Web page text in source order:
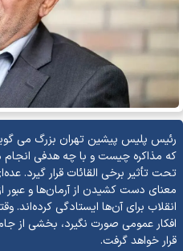
رئیس پلیس پیشین تهران بزرگ می
که مذاکره چیست و با چه هدفی
تحت تأثیر برخی القائات قرار گیرد.
معنای دست کشیدن از آرمان‌ها و عبور
انقلاب برای آن‌ها ایستادگی کرده‌اند.
افکار عمومی صورت نگیرد، بخشی از
قرار خواهد گرفت.